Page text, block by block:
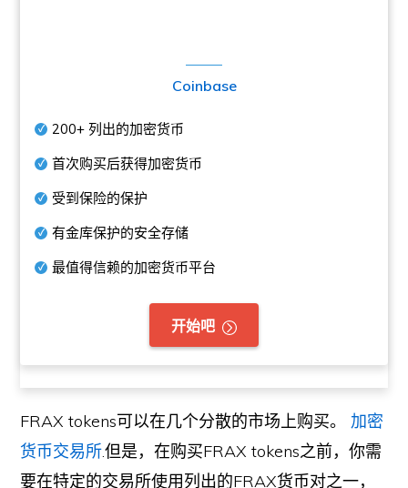
Coinbase
200+ 列出的加密货币
首次购买后获得加密货币
受到保险的保护
有金库保护的安全存储
最值得信赖的加密货币平台
开始吧
FRAX tokens可以在几个分散的市场上购买。 加密
货币交易所.但是，在购买FRAX tokens之前，你需
要在特定的交易所使用列出的FRAX货币对之一，